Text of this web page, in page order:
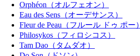
Orphéon（オルフェオン）
Eau des Sens（オーデサンス）
Fleur de Peau（フルール ドゥ ポー）
Philosykos（フィロシコス）
Tam Dao（タムダオ）